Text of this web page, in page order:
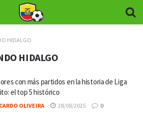
HIDALGO
HIDALGO
con más partidos en la historia de Liga
el top 5 histórico
OLIVEIRA 28/08/2025 0